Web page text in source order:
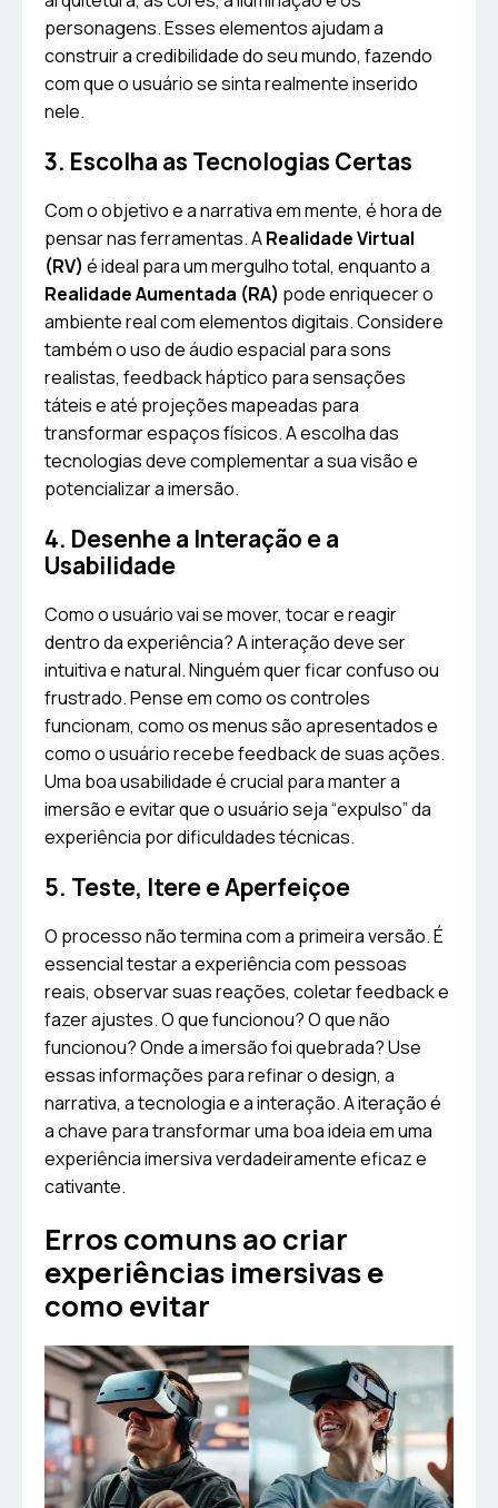
personagens. Esses elementos ajudam a
construir a credibilidade do seu mundo, fazendo
com que o usuário se sinta realmente inserido
nele.
3. Escolha as Tecnologias Certas
Com o objetivo e a narrativa em mente, é hora de
pensar nas ferramentas. ARealidade Virtual
(RV) é ideal para um mergulho total, enquanto a
Realidade Aumentada (RA) pode enriquecer o
ambiente real com elementos digitais. Considere
também o uso de áudio espacial para sons
realistas, feedback háptico para sensações
táteis e até projeções mapeadas para
transformar espaços físicos. A escolha das
tecnologias deve complementar a sua visão e
potencializar a imersão.
4. Desenhe a Interação e a
Usabilidade
Como o usuário vai se mover, tocar e reagir
dentro da experiência? A interação deve ser
intuitiva e natural. Ninguém quer ficar confuso ou
frustrado. Pense em como os controles
funcionam, como os menus são apresentados e
como o usuário recebe feedback de suas ações.
Uma boa usabilidade é crucial para manter a
imersão e evitar que o usuário seja “expulso” da
experiência por dificuldades técnicas.
5. Teste, Itere e Aperfeiçoe
O processo não termina com a primeira versão. É
essencial testar a experiência com pessoas
reais, observar suas reações, coletar feedback e
fazer ajustes. O que funcionou? O que não
funcionou? Onde a imersão foi quebrada? Use
essas informações para refinar o design, a
narrativa, a tecnologia e a interação. A iteração é
a chave para transformar uma boa ideia em uma
experiência imersiva verdadeiramente eficaz e
cativante.
Erros comuns ao criar
experiências imersivas e
como evitar